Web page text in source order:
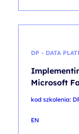
DP - DATA
Microsoft
kod szkolenia:
EN